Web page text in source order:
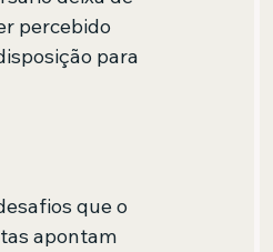
percebido
para
que o
apontam